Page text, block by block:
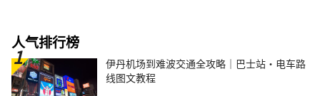
人气排行榜
伊丹机场到难波交通全攻略｜巴士站・电车路
线图文教程